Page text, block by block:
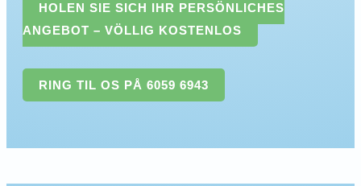
HOLEN SIE SICH IHR PERSÖNLICHES
ANGEBOT – VÖLLIG KOSTENLOS
RING TIL OS PÅ 6059 6943